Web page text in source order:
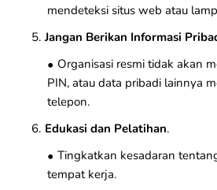
mendeteksi situs web atau
Jangan Berikan Informasi
Organisasi resmi tidak akan
PIN, atau data pribadi lainnya
telepon.
Edukasi dan Pelatihan.
Tingkatkan kesadaran
tempat kerja.